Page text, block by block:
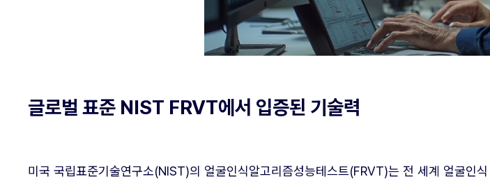
글로벌 표준 NIST FRVT에서 입증된 기술력
미국 국립표준기술연구소(NIST)의 얼굴인식알고리즘성능테스트(FRVT)는 전 세계 얼굴인